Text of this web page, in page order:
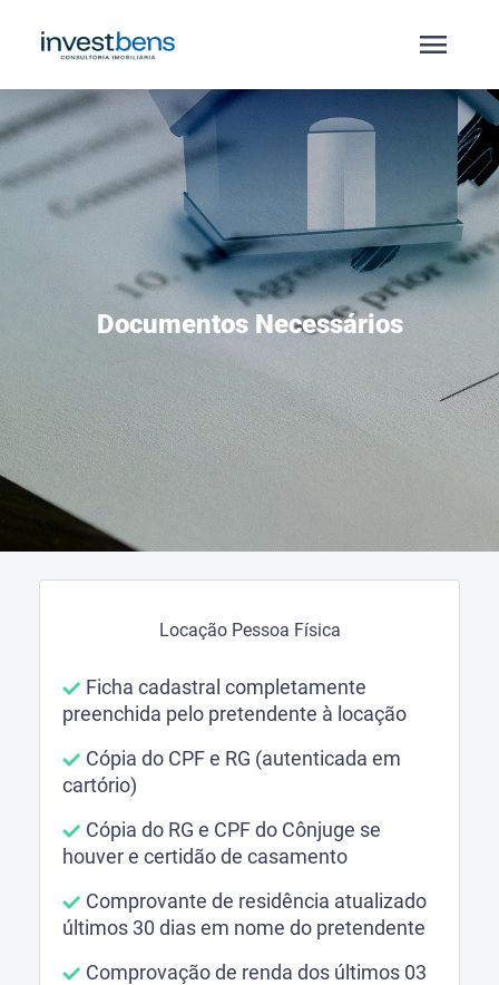
menu
Documentos Necessários
Locação Pessoa Física
Ficha cadastral completamente
preenchida pelo pretendente à locação
Cópia do CPF e RG (autenticada em
cartório)
Cópia do RG e CPF do Cônjuge se
houver e certidão de casamento
Comprovante de residência atualizado
últimos 30 dias em nome do pretendente
Comprovação de renda dos últimos 03